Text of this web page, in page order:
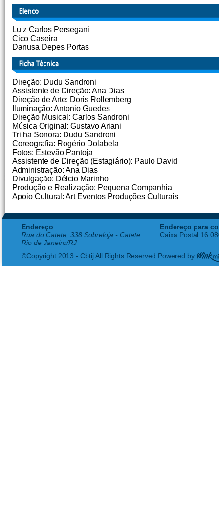
Luiz Carlos Persegani
Cico Caseira
Danusa Depes Portas
Direção: Dudu Sandroni
Assistente de Direção: Ana Dias
Direção de Arte: Doris Rollemberg
Iluminação: Antonio Guedes
Direção Musical: Carlos Sandroni
Música Original: Gustavo Ariani
Trilha Sonora: Dudu Sandroni
Coreografia: Rogério Dolabela
Fotos: Estevão Pantoja
Assistente de Direção (Estagiário): Paulo David
Administração: Ana Dias
Divulgação: Délcio Marinho
Produção e Realização: Pequena Companhia
Apoio Cultural: Art Eventos Produções Culturais
Endereço
Rua do Catete, 338 Sobreloja - Catete
Rio de Janeiro/RJ
Endereço para
Caixa Postal
©Copyright 2013 - Cbtij All Rights Reserved Powered by: